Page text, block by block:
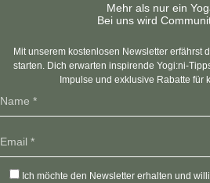
Mehr als nur ein
Bei uns wird
Mit unserem kostenlosen Newsletter erfährst
starten. Dich erwarten inspirende Yogi:ni-
Impulse und exklusive Rabatte für
Ich möchte den Newsletter erhalten und